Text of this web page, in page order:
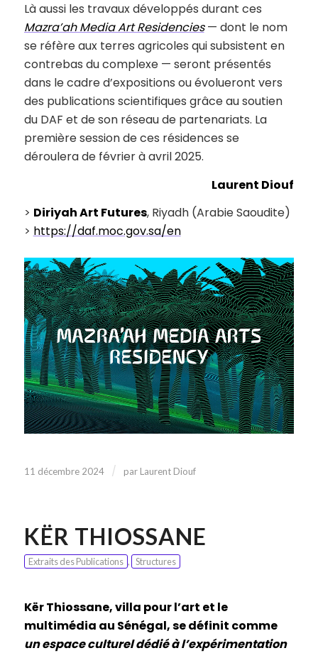
Là aussi les travaux développés durant ces
Mazra’ah Media Art Residencies— dont le nom
se réfère aux terres agricoles qui subsistent en
contrebas du complexe — seront présentés
dans le cadre d’expositions ou évolueront vers
des publications scientifiques grâce au soutien
du DAF et de son réseau de partenariats. La
première session de ces résidences se
déroulera de février à avril 2025.
Laurent Diouf
> Diriyah Art Futures, Riyadh (Arabie Saoudite)
> https://daf.moc.gov.sa/en
11 décembre 2024 / par Laurent Diouf
KËR THIOSSANE
Extraits des Publications , Structures
Kër Thiossane, villa pour l’art et le
multimédia au Sénégal, se définit comme
un espace culturel dédié à l’expérimentation